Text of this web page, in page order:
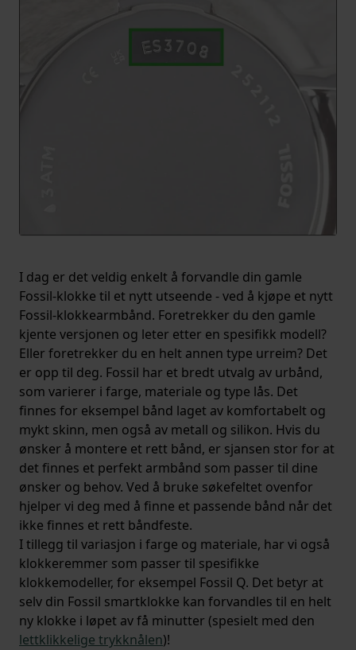
I dag er det veldig enkelt å forvandle din gamle
Fossil-klokke til et nytt utseende - ved å kjøpe et nytt
Fossil-klokkearmbånd. Foretrekker du den gamle
kjente versjonen og leter etter en spesifikk modell?
Eller foretrekker du en helt annen type urreim? Det
er opp til deg. Fossil har et bredt utvalg av urbånd,
som varierer i farge, materiale og type lås. Det
finnes for eksempel bånd laget av komfortabelt og
mykt skinn, men også av metall og silikon. Hvis du
ønsker å montere et rett bånd, er sjansen stor for at
det finnes et perfekt armbånd som passer til dine
ønsker og behov. Ved å bruke søkefeltet ovenfor
hjelper vi deg med å finne et passende bånd når det
ikke finnes et rett båndfeste.
I tillegg til variasjon i farge og materiale, har vi også
klokkeremmer som passer til spesifikke
klokkemodeller, for eksempel Fossil Q. Det betyr at
selv din Fossil smartklokke kan forvandles til en helt
ny klokke i løpet av få minutter (spesielt med den
lettklikkelige trykknålen)!